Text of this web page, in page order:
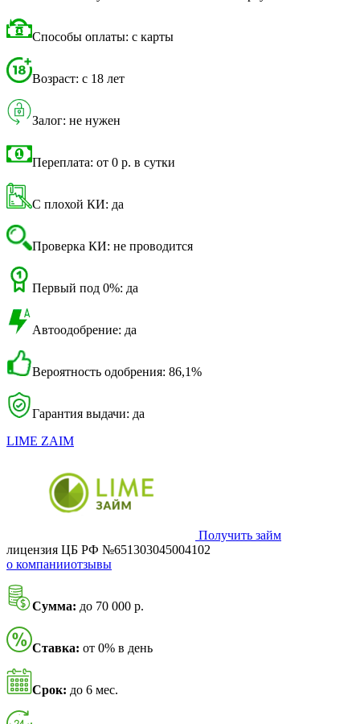
Способы оплаты: с карты
Возраст: с 18 лет
Залог: не нужен
Переплата: от 0 р. в сутки
С плохой КИ: да
Проверка КИ: не проводится
Первый под 0%: да
Автоодобрение: да
Вероятность одобрения: 86,1%
Гарантия выдачи: да
LIME ZAIM
Получить займ
лицензия ЦБ РФ №651303045004102
о компанииотзывы
Сумма: до 70 000 р.
Ставка: от 0% в день
Срок: до 6 мес.